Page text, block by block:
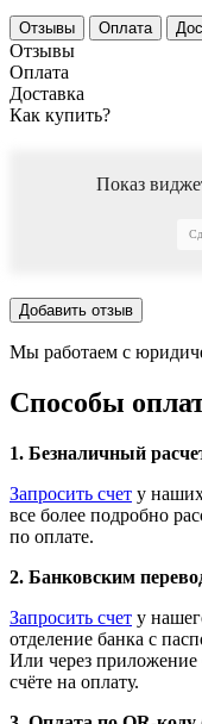
Отзывы Оплата
Отзывы
Оплата
Доставка
Как купить?
Показ
Добавить отзыв
Мы работаем с
Способы
1. Безналичный
Запросить счет у
все более подробно
по оплате.
2. Банковским
Запросить счет у
отделение банка с
Или через приложение
счёте на оплату.